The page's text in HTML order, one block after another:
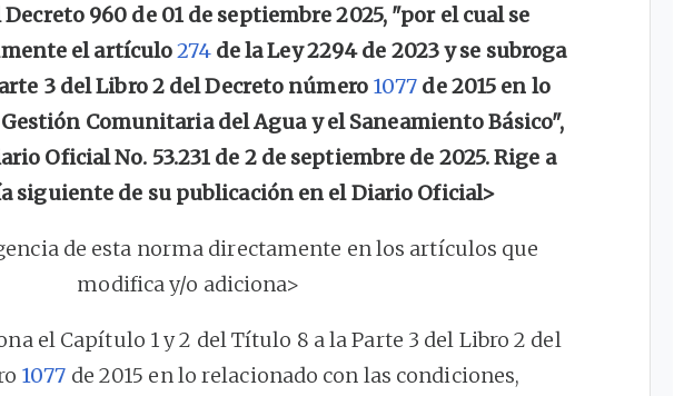
Decreto 960 de 01 de septiembre 2025, "por el cual se
el artículo274de la Ley 2294 de 2023 y se subroga
3 del Libro 2 del Decreto número 1077 de 2015 en lo
Comunitaria del Agua y el Saneamiento Básico",
Oficial No. 53.231 de 2 de septiembre de 2025. Rige a
siguiente de su publicación en el Diario Oficial>
de esta norma directamente en los artículos que
modifica y/o adiciona>
el Capítulo 1 y 2 del Título 8 a la Parte 3 del Libro 2 del
1077 de 2015 en lo relacionado con las condiciones,